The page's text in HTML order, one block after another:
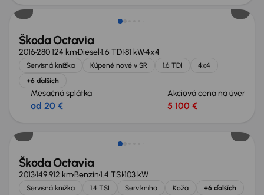
Škoda Octavia
2016280 124 kmDiesel1.6 TDI81 kW4x4
Servisná knižka Kúpené nové v SR 1.6 TDI
4x4
+6 ďalších
Mesačná splátka
od 20 €
Akciová cena na úver
5 100 €
Škoda Octavia
2013149 912 kmBenzín1.4 TSI103 kW
Servisná knižka 1.4 TSI Serv.kniha Koža +6 ďalších